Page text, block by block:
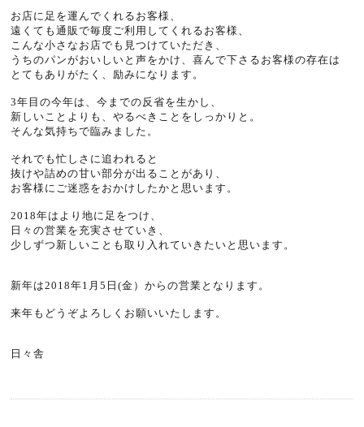
お店に足を運んでくれるお客様、
遠くても通販で毎度ご利用してくれるお客様、
こんな小さなお店でも見つけていただき、
うちのパンがおいしいと声をかけ、喜んで下さるお客様の存在は
とてもありがたく、励みになります。
3年目の今年は、今までの反省を生かし、
新しいことよりも、やるべきことをしっかりと。
そんな気持ちで臨みました。
それでも忙しさに追われると
抜けや詰めの甘い部分が出ることがあり、
お客様にご迷惑をおかけしたかと思います。
2018年はより地に足をつけ、
日々の営業を充実させていき、
少しずつ新しいことも取り入れていきたいと思います。
新年は2018年1月5日(金）からの営業となります。
来年もどうぞよろしくお願いいたします。
日々舎